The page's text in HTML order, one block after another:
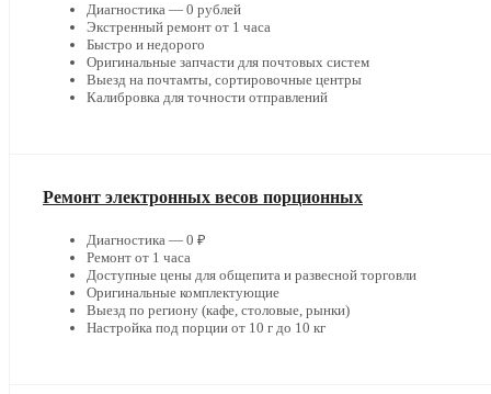
Диагностика — 0 рублей
Экстренный ремонт от 1 часа
Быстро и недорого
Оригинальные запчасти для почтовых систем
Выезд на почтамты, сортировочные центры
Калибровка для точности отправлений
Ремонт электронных весов порционных
Диагностика — 0 ₽
Ремонт от 1 часа
Доступные цены для общепита и развесной торговли
Оригинальные комплектующие
Выезд по региону (кафе, столовые, рынки)
Настройка под порции от 10 г до 10 кг